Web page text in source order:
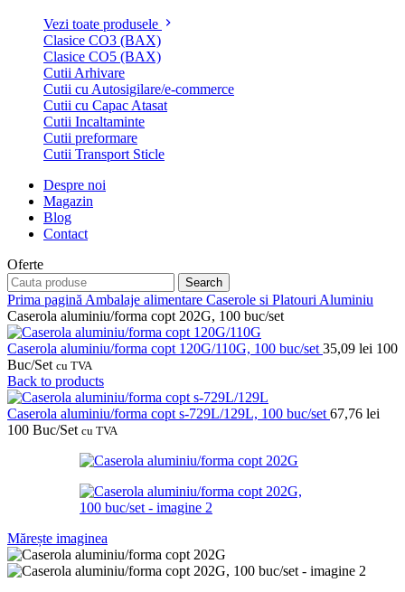
Vezi toate produsele
Clasice CO3 (BAX)
Clasice CO5 (BAX)
Cutii Arhivare
Cutii cu Autosigilare/e-commerce
Cutii cu Capac Atasat
Cutii Incaltaminte
Cutii preformare
Cutii Transport Sticle
Despre noi
Magazin
Blog
Contact
Oferte
Search
Prima pagină Ambalaje alimentare Caserole si Platouri Aluminiu
Caserola aluminiu/forma copt 202G, 100 buc/set
Caserola aluminiu/forma copt 120G/110G, 100 buc/set 35,09 lei 100
Buc/Set cu TVA
Back to products
Caserola aluminiu/forma copt s-729L/129L, 100 buc/set 67,76 lei
100 Buc/Set cu TVA
Mărește imaginea